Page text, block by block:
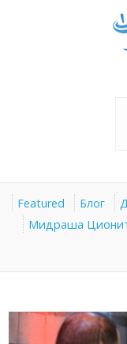
Featured Блог
Мидраша